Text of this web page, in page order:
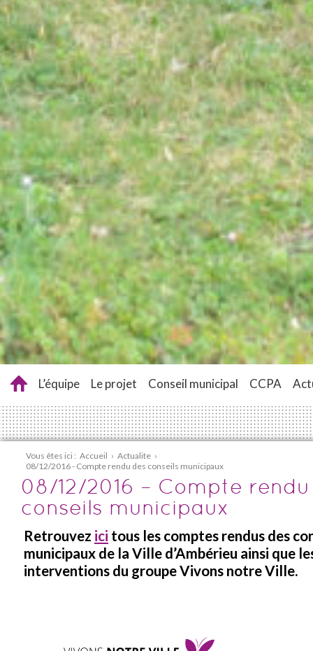
L’équipe Le projet Conseil municipal CCPA
Vous êtes ici : Accueil › Actualite ›
08/12/2016 - Compte rendu des conseils municipaux
08/12/2016 – Compte
conseils municipaux
Retrouvez ici tous les comptes rendus des
municipaux de la Ville d’Ambérieu ainsi que
interventions du groupe Vivons notre Ville.